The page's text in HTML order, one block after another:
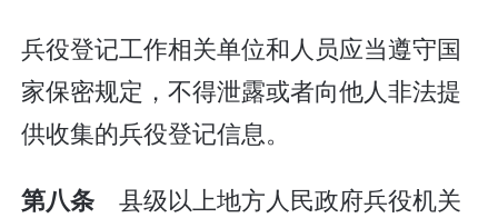
兵役登记工作相关单位和人员应当遵守国
家保密规定，不得泄露或者向他人非法提
供收集的兵役登记信息。
第八条县级以上地方人民政府兵役机关